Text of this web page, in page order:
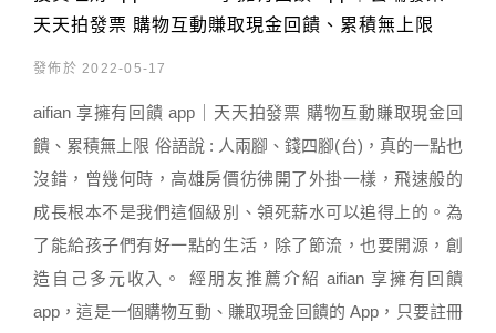
天天拍發票 購物互動賺取現金回饋、累積無上限
發佈於 2022-05-17
aifian 享擁有回饋 app｜天天拍發票 購物互動賺取現金回
饋、累積無上限 俗語說 : 人兩腳、錢四腳(台)，真的一點也
沒錯，曾幾何時，高雄房價彷彿開了外掛一樣，飛速般的
成長根本不是我們這個級別、領死薪水可以追得上的。為
了能給孩子們有好一點的生活，除了節流，也要開源，創
造自己多元收入。 經朋友推薦介紹 aifian 享擁有回饋
app，這是一個購物互動、賺取現金回饋的 App，只要註冊